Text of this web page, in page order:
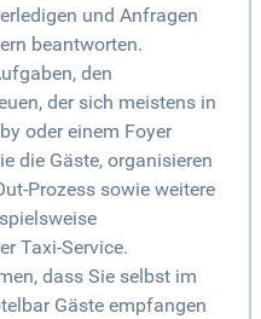
und Anfragen
beantworten.
den
der sich meistens in
oder einem Foyer
die Gäste, organisieren
Prozess sowie weitere
Taxi-Service.
dass Sie selbst im
Gäste empfangen